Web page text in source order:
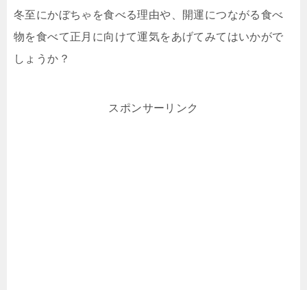
冬至にかぼちゃを食べる理由や、開運につながる食べ
物を食べて正月に向けて運気をあげてみてはいかがで
しょうか？
スポンサーリンク